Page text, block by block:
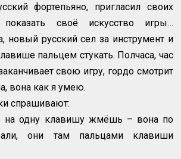
фортепьяно, пригласил своих
своё искусство игры…
новый русский сел за инструмент и
пальцем стукать. Полчаса, час
свою игру, гордо смотрит
вона как я умею.
спрашивают:
на одну клавишу жмёшь – вона по
они там пальцами клавиши